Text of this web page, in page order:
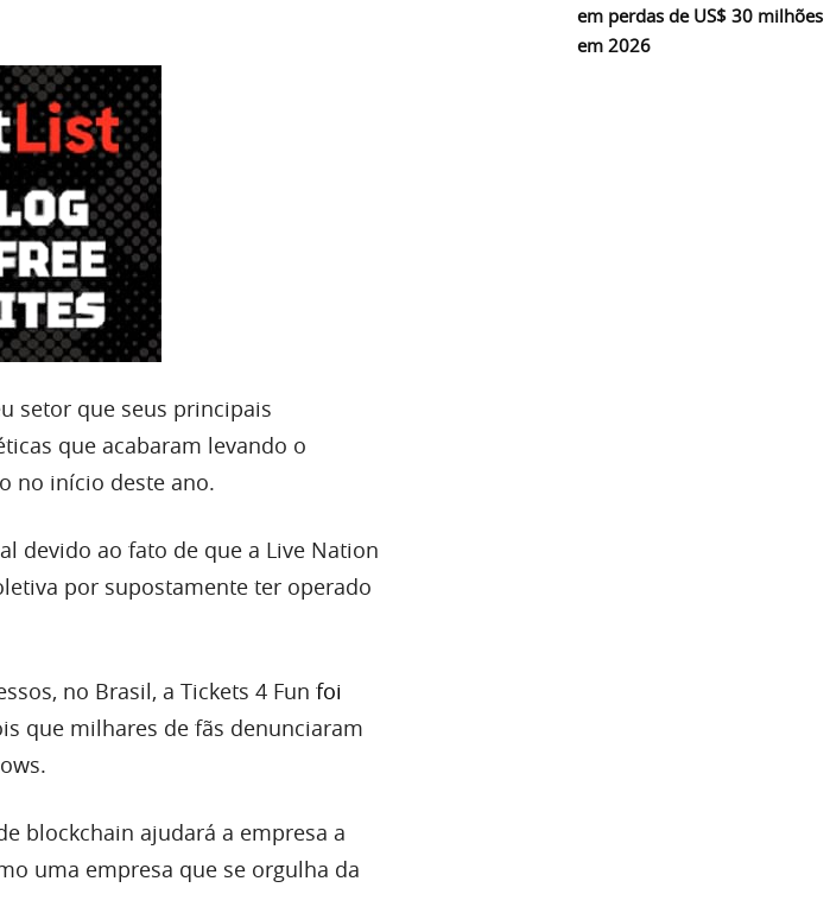
setor que seus principais
que acabaram levando o
no início deste ano.
devido ao fato de que a Live Nation
por supostamente ter operado
no Brasil, a Tickets 4 Fun foi
que milhares de fãs denunciaram
blockchain ajudará a empresa a
uma empresa que se orgulha da
em perdas de US$ 30 milhões
em 2026